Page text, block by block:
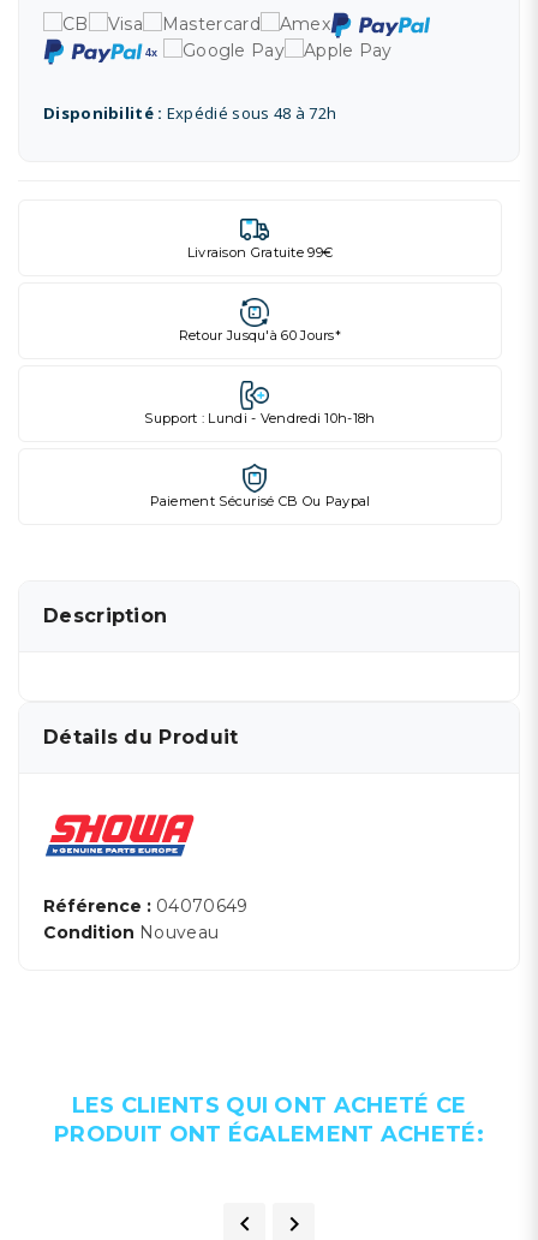
Disponibilité : Expédié sous 48 à 72h
Livraison Gratuite 99€
Retour Jusqu'à 60 Jours*
Support : Lundi - Vendredi 10h-18h
Paiement Sécurisé CB Ou Paypal
Description
Détails du Produit
Référence : 04070649
Condition Nouveau
LES CLIENTS QUI ONT ACHETÉ CE
PRODUIT ONT ÉGALEMENT ACHETÉ:
 